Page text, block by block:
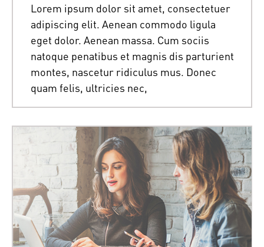
Lorem ipsum dolor sit amet, consectetuer
adipiscing elit. Aenean commodo ligula
eget dolor. Aenean massa. Cum sociis
natoque penatibus et magnis dis parturient
montes, nascetur ridiculus mus. Donec
quam felis, ultricies nec,